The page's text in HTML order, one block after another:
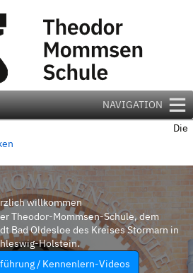
NAVIGATION
willkommen
Theodor-Mommsen-Schule, dem
Bad Oldesloe des Kreises Stormarn in
Holstein.
/ Kennenlern-Videos